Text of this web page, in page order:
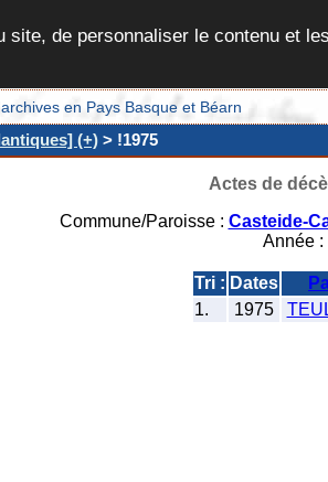
de personnaliser le contenu et
en Pays Basque et Béarn
(+) > !1975
Actes de
Commune/Paroisse : Casteide-
Année :
Tri : Dates
1.
1975